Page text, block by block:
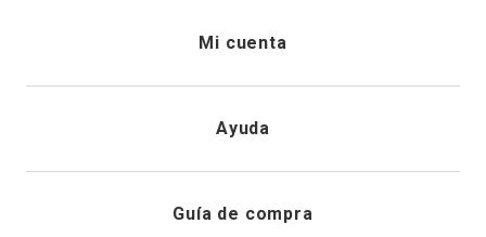
Mi cuenta
Registrarme
Ayuda
Guía de compra